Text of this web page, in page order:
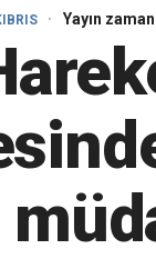
Yayın